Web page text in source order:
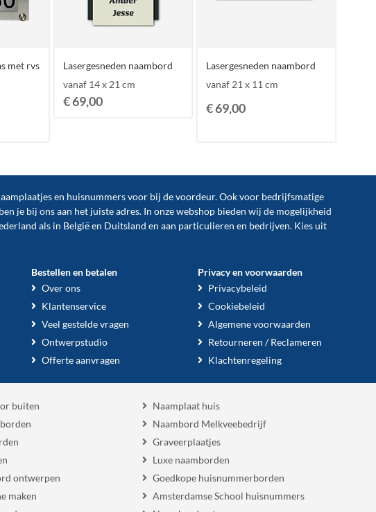
met rvs
Lasergesneden naambord
vanaf 14 x 21 cm
€ 69,00
Lasergesneden naambord
vanaf 21 x 11 cm
€ 69,00
en huisnummers voor bij devoordeur. Ook voor bedrijfsmatige
ben je bij ons aan het juiste adres. In onze webshop bieden wij de mogelijkheid
als in België en Duitsland en aan particulieren en bedrijven. Kies uit
Bestellen en betalen
Over ons
Klantenservice
Veel gestelde vragen
Ontwerpstudio
Offerte aanvragen
Privacy en voorwaarden
Privacybeleid
Cookiebeleid
Algemene voorwaarden
Retourneren / Reclameren
Klachtenregeling
buiten
ontwerpen
maken
Naamplaat huis
Naambord Melkveebedrijf
Graveerplaatjes
Luxe naamborden
Goedkope huisnummerborden
Amsterdamse School huisnummers